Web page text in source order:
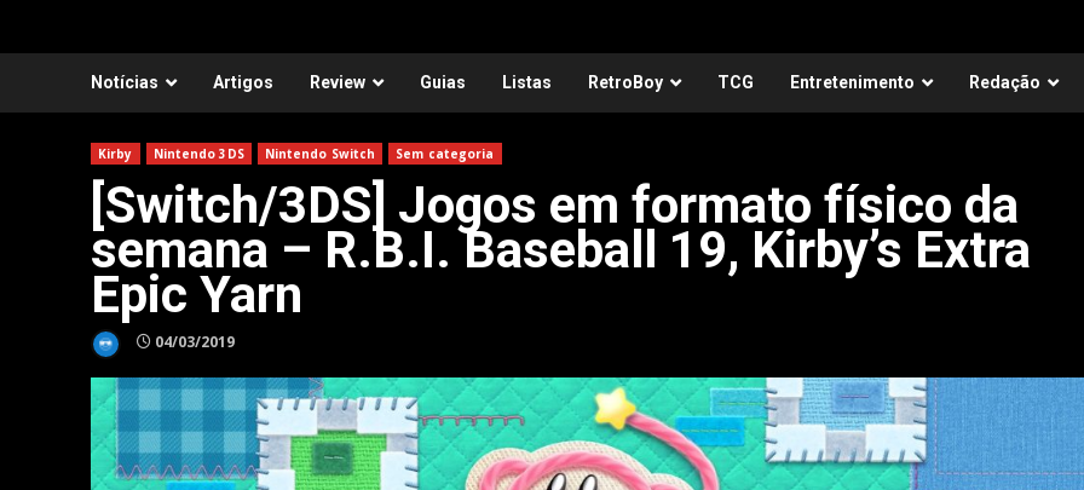
Notícias Artigos Review Guias Listas RetroBoy TCG Entretenimento Redação
Kirby Nintendo 3DS Nintendo Switch Sem categoria
[Switch/3DS] Jogos em formato físico da
semana – R.B.I. Baseball 19, Kirby’s Extra
Epic Yarn
04/03/2019